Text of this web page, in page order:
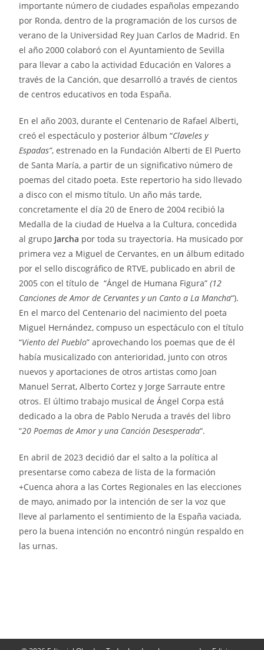
importante número de ciudades españolas empezando
por Ronda, dentro de la programación de los cursos de
verano de la Universidad Rey Juan Carlos de Madrid. En
el año 2000 colaboró con el Ayuntamiento de Sevilla
para llevar a cabo la actividad Educación en Valores a
través de la Canción, que desarrolló a través de cientos
de centros educativos en toda España.
En el año 2003, durante el Centenario de Rafael Alberti
creó el espectáculo y posterior álbum “Claveles y
Espadas”, estrenado en la Fundación Alberti de El Puerto
de Santa María, a partir de un significativo número de
poemas del citado poeta. Este repertorio ha sido llevado
a disco con el mismo título. Un año más tarde,
concretamente el día 20 de Enero de 2004 recibió la
Medalla de la ciudad de Huelva a la Cultura, concedida
al grupo Jarcha por toda su trayectoria. Ha musicado por
primera vez a Miguel de Cervantes, en unálbum editado
por el sello discográfico de RTVE, publicado en abril de
2005 con el título de “Ángel de Humana Figura” (12
Canciones de Amor de Cervantes y un Canto a La Mancha“).
En el marco del Centenario del nacimiento del poeta
Miguel Hernández, compuso un espectáculo con el título
“Viento del Pueblo” aprovechando los poemas que de él
había musicalizado con anterioridad, junto con otros
nuevos y aportaciones de otros artistas como Joan
Manuel Serrat, Alberto Cortez y Jorge Sarraute entre
otros. El último trabajo musical de Ángel Corpa está
dedicado a la obra de Pablo Neruda a través del libro
“20 Poemas de Amor y una Canción Desesperada“.
En abril de 2023 decidió dar el salto a la política al
presentarse como cabeza de lista de la formación
+Cuenca ahora a las Cortes Regionales en las elecciones
de mayo, animado por la intención de ser la voz que
lleve al parlamento el sentimiento de la España vaciada,
pero la buena intención no encontró ningún respaldo en
las urnas.